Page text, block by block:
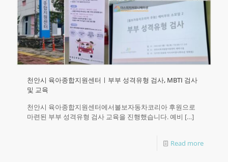
천안시 육아종합지원센터ㅣ부부 성격유형 검사, MBTI 검사
및 교육
천안시 육아종합지원센터에서볼보자동차코리아 후원으로
마련된 부부 성격유형 검사 교육을 진행했습니다.​ 예비 […]
Read more